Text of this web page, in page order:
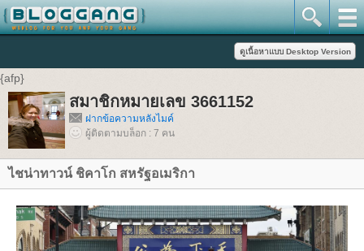
{afp}
สมาชิกหมายเลข 3661152
ฝากข้อความหลังไมค์
ผู้ติดตามบล็อก : 7 คน
ไชน่าทาวน์ ชิคาโก สหรัฐอเมริกา